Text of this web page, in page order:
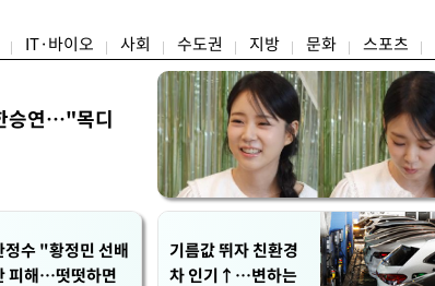
IT·바이오 사회 수도권 지방 문화 스포츠
승연…"목디
정수 "황정민 선배
피해…떳떳하면
기름값 뛰자 친환경
차 인기↑…변하는